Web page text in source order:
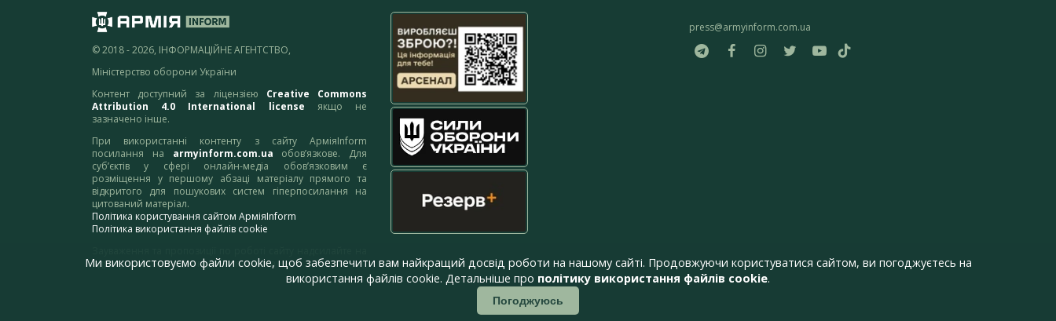
© 2018 - 2026, ІНФОРМАЦІЙНЕ АГЕНТСТВО,
Міністерство оборони України
Контент доступний за ліцензією Creative Commons
Attribution 4.0 International license якщо не
зазначено інше.
При використанні контенту з сайту АрміяInform
посилання на armyinform.com.ua обов’язкове. Для
суб’єктів у сфері онлайн-медіа обов’язковим є
розміщення у першому абзаці матеріалу прямого та
відкритого для пошукових систем гіперпосилання на
цитований матеріал.
Політика користування сайтом АрміяInform
Політика використання файлів cookie
адресу:webmaster@armyinform.com.ua
press@armyinform.com.ua
Ми використовуємо файли cookie, щоб забезпечити вам найкращий досвід роботи на нашому сайті. Продовжуючи користуватися сайтом, ви погоджуєтесь на
використання файлів cookie. Детальніше про політику використання файлів cookie.
Погоджуюсь